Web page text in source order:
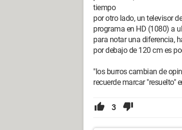
tiempo
por otro lado, un televisor
programa en HD (1080) a
para notar una diferencia,
por debajo de 120 cm es
"los burros cambian de
recuerde marcar "resuelto"
3